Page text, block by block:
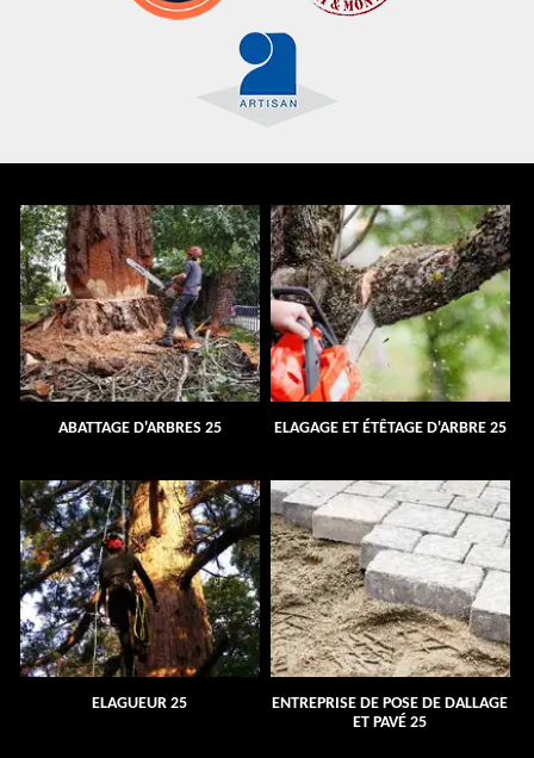
ABATTAGE D'ARBRES 25 ELAGAGE ET ÉTÊTAGE D'ARBRE 25
ELAGUEUR 25
ENTREPRISE DE POSE DE DALLAGE
ET PAVÉ 25